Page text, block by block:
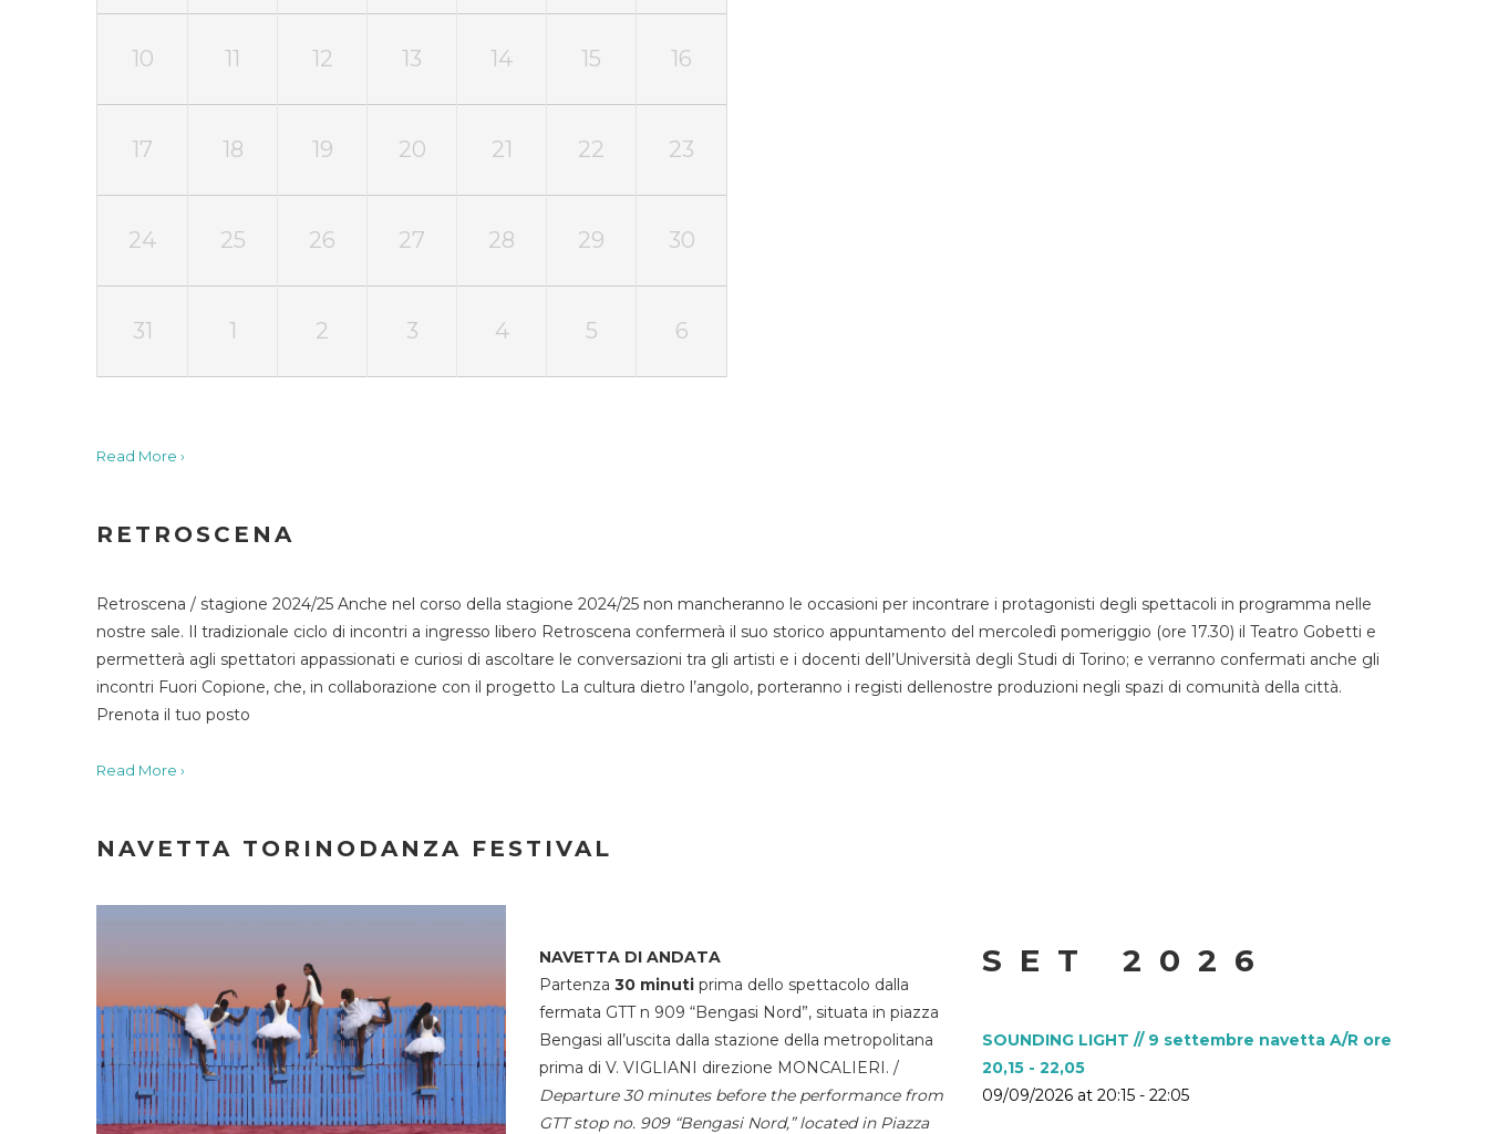
10 11 12 13 14 15 16
17 18 19 20 21 22 23
24 25 26 27 28 29 30
31 1 2 3 4 5 6
Read More ›
RETROSCENA
Retroscena / stagione 2024/25 Anche nel corso della stagione 2024/25 non mancheranno le occasioni per incontrare i protagonisti degli spettacoli in programma nelle
nostre sale. Il tradizionale ciclo di incontri a ingresso libero Retroscena confermerà il suo storico appuntamento del mercoledì pomeriggio (ore 17.30) il Teatro Gobetti e
permetterà agli spettatori appassionati e curiosi di ascoltare le conversazioni tra gli artisti e i docenti dell’Università degli Studi di Torino; e verranno confermati anche gli
incontri Fuori Copione, che, in collaborazione con il progetto La cultura dietro l’angolo, porteranno i registi dellenostre produzioni negli spazi di comunità della città.
Prenota il tuo posto
Read More ›
NAVETTA TORINODANZA FESTIVAL
NAVETTA DI ANDATA
Partenza 30 minuti prima dello spettacolo dalla
fermata GTT n 909 “Bengasi Nord”, situata in piazza
Bengasi all’uscita dalla stazione della metropolitana
prima di V. VIGLIANI direzione MONCALIERI. /
Departure 30 minutes before the performance from
GTT stop no. 909 “Bengasi Nord,” located in Piazza
SET 2026
SOUNDING LIGHT // 9 settembre navetta A/R ore
20,15 - 22,05
09/09/2026 at 20:15 - 22:05